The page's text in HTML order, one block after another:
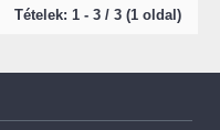
Tételek: 1 - 3 / 3 (1 oldal)